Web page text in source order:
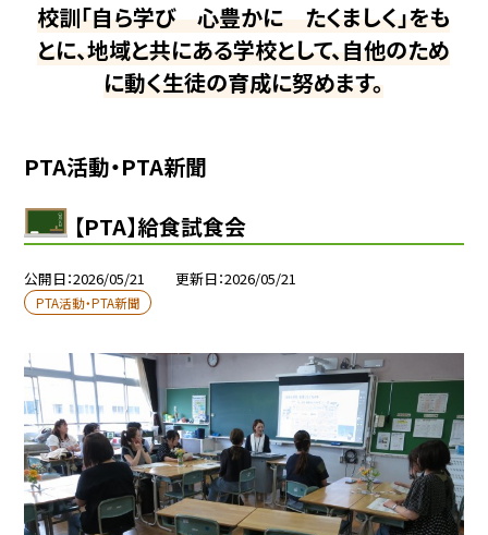
校訓「自ら学び 心豊かに たくましく」をも
とに、地域と共にある学校として、自他のため
に動く生徒の育成に努めます。
PTA活動・PTA新聞
【PTA】給食試食会
公開日 2026/05/21 更新日 2026/05/21
PTA活動・PTA新聞